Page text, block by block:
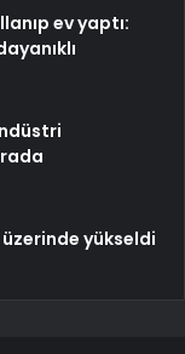
ev yaptı:
yükseldi